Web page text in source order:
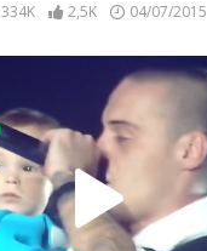
334K 2,5K 04/07/2015